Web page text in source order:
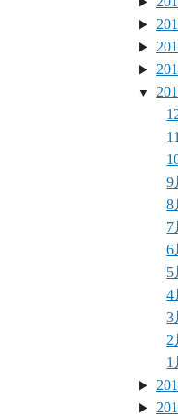
9
8
7
6
5
4
3
2
1